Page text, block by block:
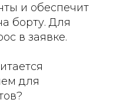
и обеспечит
борту. Для
в заявке.
для